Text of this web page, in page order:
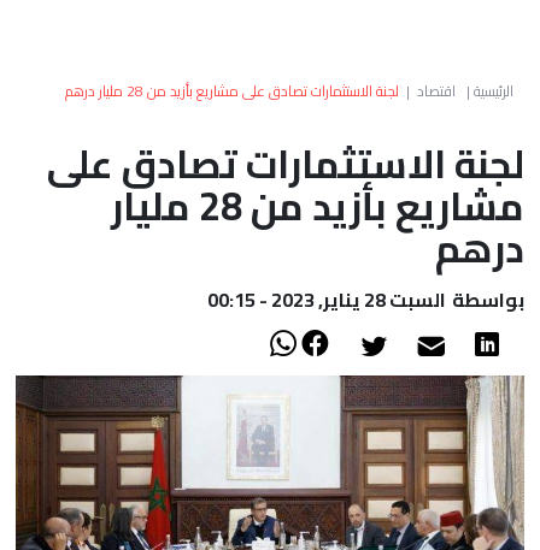
العالم
أعمدة
الصحراء
الرئيسية| اقتصاد | لجنة الاستثمارات تصادق على مشاريع بأزيد من 28 مليار درهم
لجنة الاستثمارات تصادق على
مشاريع بأزيد من 28 مليار
درهم
بواسطة السبت 28 يناير, 2023 - 00:15